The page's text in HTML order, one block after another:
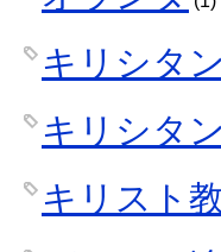
キリシタン
キリシタ
キリスト